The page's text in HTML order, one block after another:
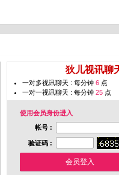
狄儿视讯聊
一对多视讯聊天 : 每分钟 6 点
一对一视讯聊天 : 每分钟 25 点
使用会员身份进入
帐号 :
验证码 :